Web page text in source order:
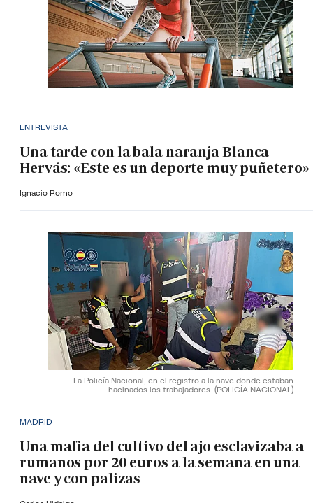
ENTREVISTA
Una tarde con la bala naranja Blanca
Hervás: «Este es un deporte muy puñetero»
Ignacio Romo
La Policía Nacional, en el registro a la nave donde estaban
hacinados los trabajadores. (POLICÍA NACIONAL)
MADRID
Una mafia del cultivo del ajo esclavizaba a
rumanos por 20 euros a la semana en una
nave y con palizas